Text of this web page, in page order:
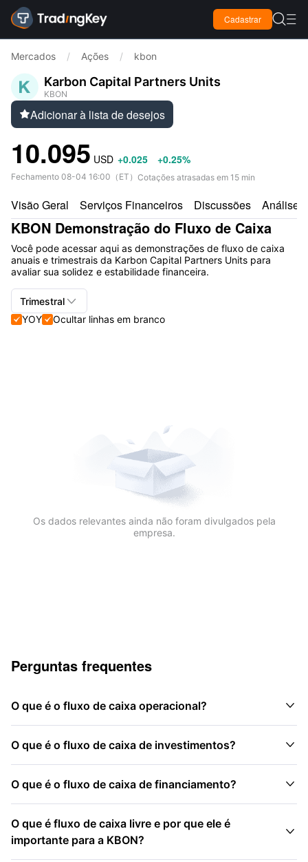
Cadastrar  
Mercados / Ações / kbon
Karbon Capital Partners Units
KBON
Adicionar à lista de desejos
10.095 USD +0.025 +0.25%
Fechamento 08-04 16:00 （ ET ） Cotações atrasadas em 15 min
Visão Geral Serviços Financeiros Discussões Análises
KBON Demonstração do Fluxo de Caixa
Você pode acessar aqui as demonstrações de fluxo de caixa
anuais e trimestrais da Karbon Capital Partners Units para
avaliar sua solidez e estabilidade financeira.
Trimestral 
YOYOcultar linhas em branco
Os dados relevantes ainda não foram divulgados pela
empresa.
Perguntas frequentes
O que é o fluxo de caixa operacional? 
O que é o fluxo de caixa de investimentos? 
O que é o fluxo de caixa de financiamento? 
O que é fluxo de caixa livre e por que ele é
importante para a KBON?
